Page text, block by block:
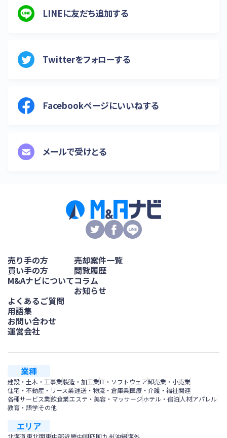
LINEに友だち追加する
Twitterをフォローする
Facebookページにいいねする
メールで受けとる
売り手の方
買い手の方
M&Aナビについて
売却案件一覧
閲覧履歴
コラム
お知らせ
よくあるご質問
用語集
お問い合わせ
運営会社
業種
建設・土木・工事業製造・加工業IT・ソフトウェア卸売業・小売業
住宅・不動産・リース業運送・物流・倉庫業医療・介護・福祉関連
各種サービス業飲食業エステ・美容・マッサージホテル・宿泊人材アパレル
教育・語学その他
エリア
北海道東北関東中部近畿中国四国九州沖縄海外